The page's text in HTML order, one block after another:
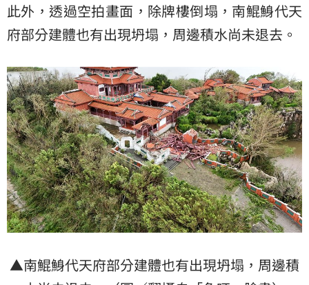
此外，透過空拍畫面，除牌樓倒塌，南鯤鯓代天
府部分建體也有出現坍塌，周邊積水尚未退去。
▲南鯤鯓代天府部分建體也有出現坍塌，周邊積